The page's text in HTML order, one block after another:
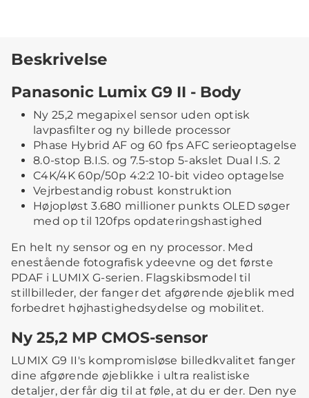
Beskrivelse
Panasonic Lumix G9 II - Body
Ny 25,2 megapixel sensor uden optisk
lavpasfilter og ny billede processor
Phase Hybrid AF og 60 fps AFC serieoptagelse
8.0-stop B.I.S. og 7.5-stop 5-akslet Dual I.S. 2
C4K/4K 60p/50p 4:2:2 10-bit video optagelse
Vejrbestandig robust konstruktion
Højopløst 3.680 millioner punkts OLED søger
med op til 120fps opdateringshastighed
En helt ny sensor og en ny processor. Med
enestående fotografisk ydeevne og det første
PDAF i LUMIX G-serien. Flagskibsmodel til
stillbilleder, der fanger det afgørende øjeblik med
forbedret højhastighedsydelse og mobilitet.
Ny 25,2 MP CMOS-sensor
LUMIX G9 II's kompromisløse billedkvalitet fanger
dine afgørende øjeblikke i ultra realistiske
detaljer, der får dig til at føle, at du er der. Den nye